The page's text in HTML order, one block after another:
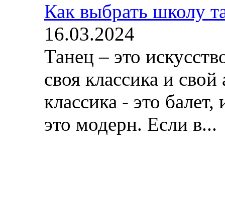
Как выбрать школу
16.03.2024
Танец – это
своя классика и
классика - это
это модерн. Если в...